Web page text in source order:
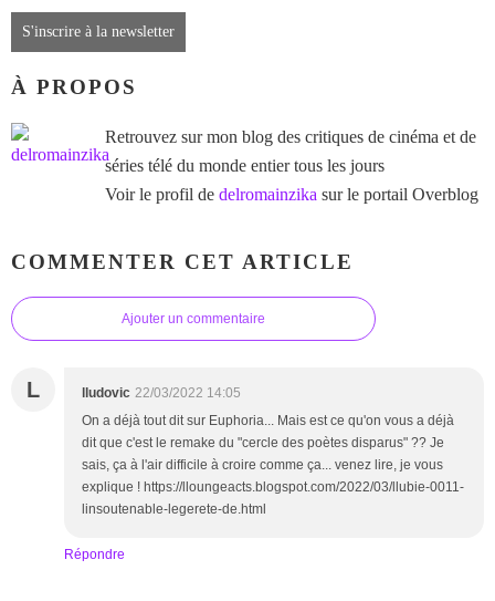
S'inscrire à la newsletter
À PROPOS
Retrouvez sur mon blog des critiques de cinéma et de
séries télé du monde entier tous les jours
Voir le profil de delromainzika sur le portail Overblog
COMMENTER CET ARTICLE
Ajouter un commentaire
L lludovic 22/03/2022 14:05
On a déjà tout dit sur Euphoria... Mais est ce qu'on vous a déjà
dit que c'est le remake du "cercle des poètes disparus" ?? Je
sais, ça à l'air difficile à croire comme ça... venez lire, je vous
explique ! https://lloungeacts.blogspot.com/2022/03/llubie-0011-
linsoutenable-legerete-de.html
Répondre